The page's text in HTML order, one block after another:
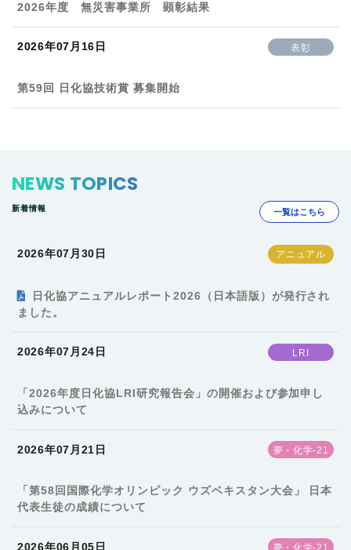
2026年度 無災害事業所 顕彰結果
2026年07月16日 表彰
第59回 日化協技術賞 募集開始
NEWS TOPICS
新着情報 一覧はこちら
2026年07月30日
日化協アニュアルレポート2026（日本語版）が発行され
ました。
2026年07月24日 LRI
「2026年度日化協LRI研究報告会」の開催および参加申し
込みについて
2026年07月21日 夢・化学-21
「第58回国際化学オリンピック ウズベキスタン大会」 日本
代表生徒の成績について
2026年06月05日